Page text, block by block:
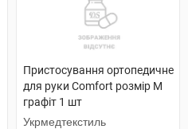
Пристосування ортопедичне
для руки Comfort розмір M
графіт 1 шт
Укрмедтекстиль